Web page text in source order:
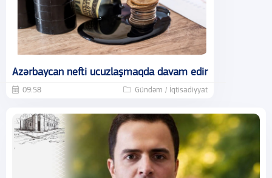
Azərbaycan nefti ucuzlaşmaqda davam edir
09:58 Gündəm / İqtisadiyyat